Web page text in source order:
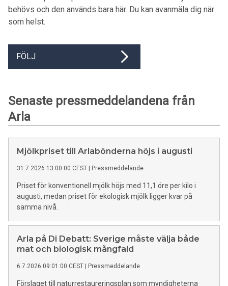
behövs och den används bara här. Du kan avanmäla dig när
som helst.
FÖLJ
Senaste pressmeddelandena från
Arla
Mjölkpriset till Arlabönderna höjs i augusti
31.7.2026 13:00:00 CEST Pressmeddelande
Priset för konventionell mjölk höjs med 11,1 öre per kilo i
augusti, medan priset för ekologisk mjölk ligger kvar på
samma nivå.
Arla på Di Debatt: Sverige måste välja både
mat och biologisk mångfald
6.7.2026 09:01:00 CEST Pressmeddelande
Förslaget till naturrestaureringsplan som myndigheterna